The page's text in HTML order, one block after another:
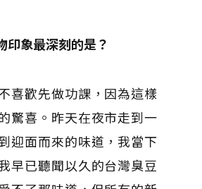
印象最深刻的是？
喜歡先做功課，因為這樣
驚喜。昨天在夜市走到一
迎面而來的味道，我當下
早已聽聞以久的台灣臭豆